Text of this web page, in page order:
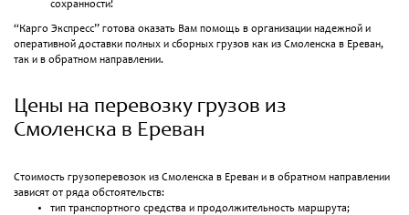
сохранности!
“Карго Экспресс” готова оказать Вам помощь в организации надежной и
оперативной доставки полных и сборных грузов как из Смоленска в Ереван,
так и в обратном направлении.
Цены на перевозку грузов из
Смоленска в Ереван
Стоимость грузоперевозок из Смоленска в Ереван и в обратном направлении
зависят от ряда обстоятельств:
тип транспортного средства и продолжительность маршрута;